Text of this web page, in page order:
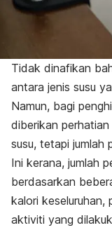
Tidak dinafikan
antara jenis susu
Namun, bagi
diberikan
susu, tetapi jumlah
Ini kerana, jumlah
berdasarkan
kalori keseluruhan,
aktiviti yang